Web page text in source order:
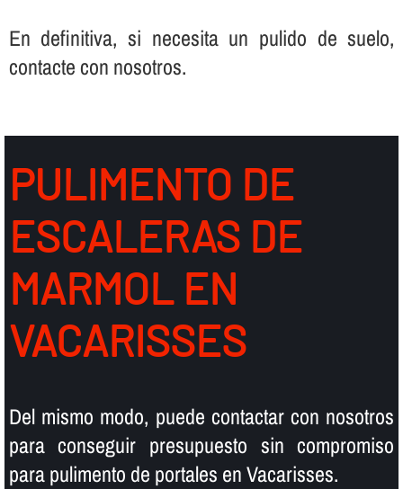
En definitiva, si necesita un pulido de suelo,
contacte con nosotros.
PULIMENTO DE
ESCALERAS DE
MARMOL EN
VACARISSES
Del mismo modo, puede contactar con nosotros
para conseguir presupuesto sin compromiso
para pulimento de portales en Vacarisses.